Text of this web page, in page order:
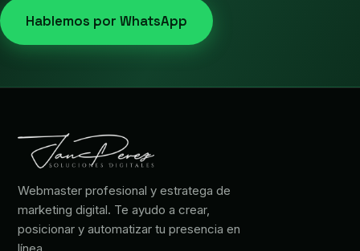
Hablemos por WhatsApp
Webmaster profesional y estratega de
marketing digital. Te ayudo a crear,
posicionar y automatizar tu presencia en
línea.